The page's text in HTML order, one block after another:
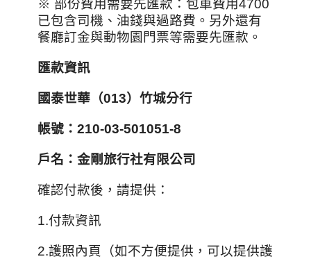
※ 部份費用需要先匯款：包車費用4700
已包含司機、油錢與過路費。另外還有
餐廳訂金與動物園門票等需要先匯款。
匯款資訊
國泰世華（013）竹城分行
帳號：210-03-501051-8
戶名：金剛旅行社有限公司
確認付款後，請提供：
1.付款資訊
2.護照內頁（如不方便提供，可以提供護